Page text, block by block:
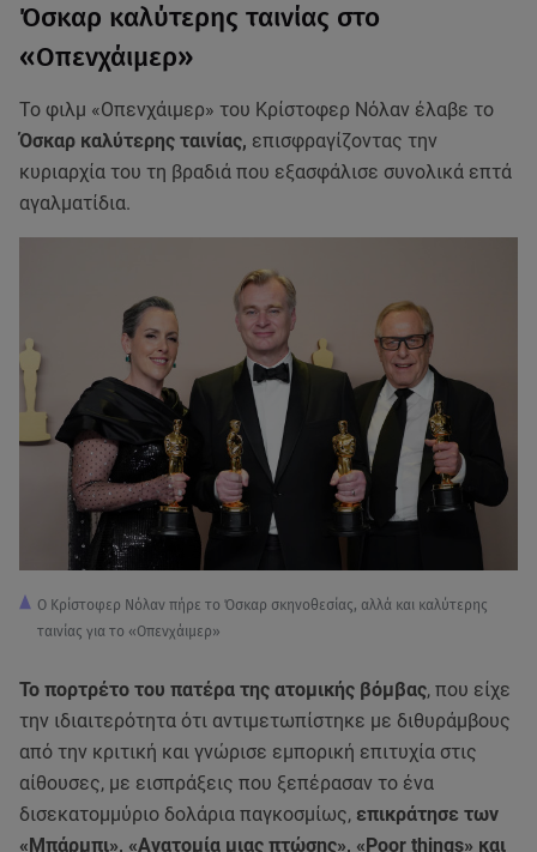
Όσκαρ καλύτερης ταινίας στο
«Οπενχάιμερ»
Το φιλμ «Οπενχάιμερ» του Κρίστοφερ Νόλαν έλαβε το
Όσκαρ καλύτερης ταινίας, επισφραγίζοντας την
κυριαρχία του τη βραδιά που εξασφάλισε συνολικά επτά
αγαλματίδια.
Ο Κρίστοφερ Νόλαν πήρε το Όσκαρ σκηνοθεσίας, αλλά και καλύτερης
ταινίας για το «Οπενχάιμερ»
Το πορτρέτο του πατέρα της ατομικής βόμβας, που είχε
την ιδιαιτερότητα ότι αντιμετωπίστηκε με διθυράμβους
από την κριτική και γνώρισε εμπορική επιτυχία στις
αίθουσες, με εισπράξεις που ξεπέρασαν το ένα
δισεκατομμύριο δολάρια παγκοσμίως, επικράτησε των
«Μπάρμπι», «Ανατομία μιας πτώσης», «Poor things» και